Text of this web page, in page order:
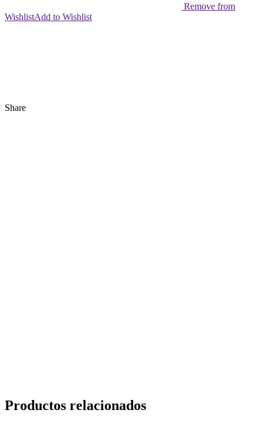
Remove from
WishlistAdd to Wishlist
Share
Productos relacionados